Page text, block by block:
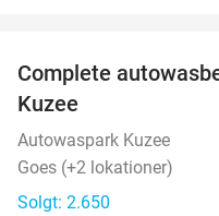
Complete
Kuzee
Autowaspark Kuzee
Goes (+2 lokationer)
Solgt: 2.650